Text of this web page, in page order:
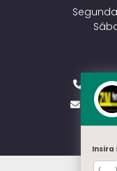
(11)
Insira